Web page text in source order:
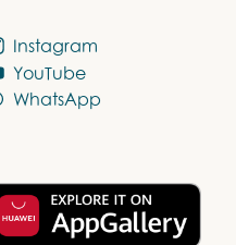
Instagram
YouTube
WhatsApp